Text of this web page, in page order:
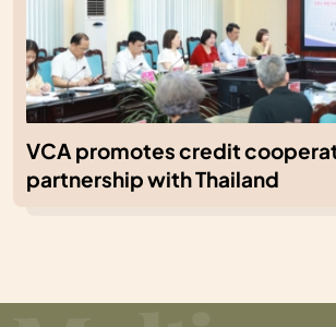
VCA promotes credit
partnership with Thailand